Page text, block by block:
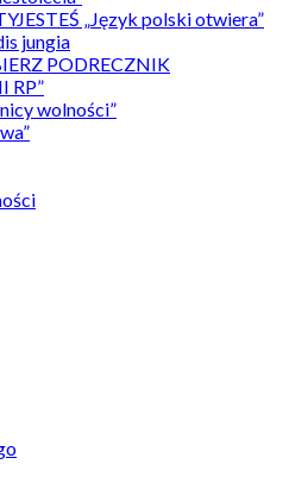
„Język polski otwiera”
jungia
PODRECZNIK
RP”
wolności”